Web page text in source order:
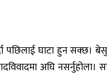
पछिलाई घाटा हुन सक्छ।
अघि